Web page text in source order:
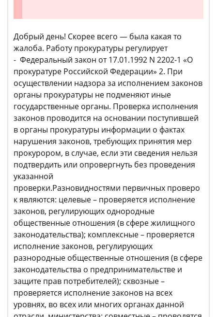
Добрый день! Скорее всего — была какая то
жалоба. Работу прокуратуры регулирует
- Федеральный закон от 17.01.1992 N 2202-1 «О
прокуратуре Российской Федерации» 2. При
осуществлении надзора за исполнением законов
органы прокуратуры не подменяют иные
государственные органы. Проверка исполнения
законов проводится на основании поступившей
в органы прокуратуры информации о фактах
нарушения законов, требующих принятия мер
прокурором, в случае, если эти сведения нельзя
подтвердить или опровергнуть без проведения
указанной
проверки.Разновидностями первичных проверо
к являются: целевые – проверяется исполнение
законов, регулирующих однородные
общественные отношения (в сфере жилищного
законодательства); комплексные – проверяется
исполнение законов, регулирующих
разнородные общественные отношения (в сфере
законодательства о предпринимательстве и
защите прав потребителей); сквозные –
проверяется исполнение законов на всех
уровнях, во всех или многих органах данной